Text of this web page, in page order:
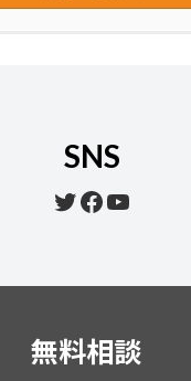
SNS
Twitter
Facebook
YouTube
無料相談